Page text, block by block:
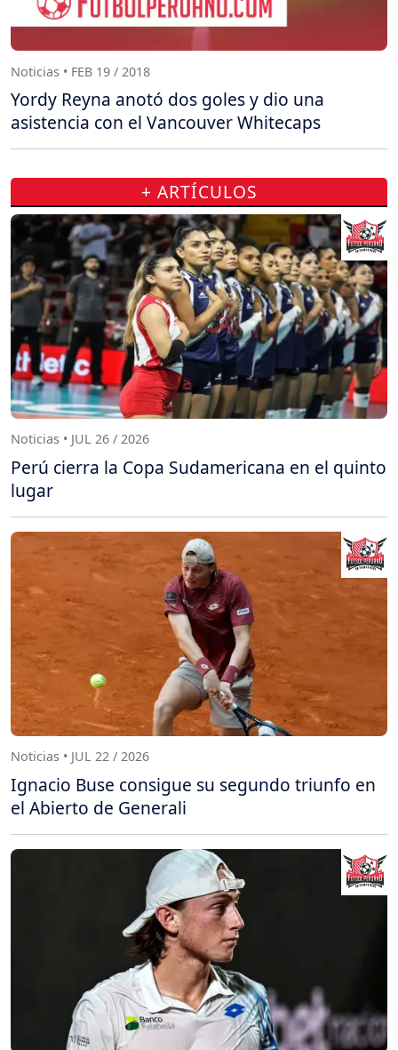
Noticias • FEB 19 / 2018
Yordy Reyna anotó dos goles y dio una
asistencia con el Vancouver Whitecaps
+ ARTÍCULOS
Noticias • JUL 26 / 2026
Perú cierra la Copa Sudamericana en el quinto
lugar
Noticias • JUL 22 / 2026
Ignacio Buse consigue su segundo triunfo en
el Abierto de Generali